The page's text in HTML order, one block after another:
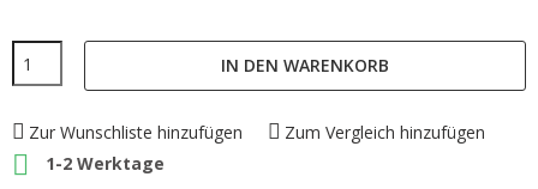
IN DEN WARENKORB
Zur Wunschliste hinzufügen Zum Vergleich hinzufügen
 1-2 Werktage